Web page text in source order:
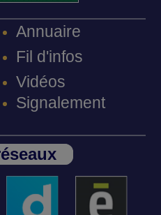
Annuaire
Fil d'infos
Vidéos
Signalement